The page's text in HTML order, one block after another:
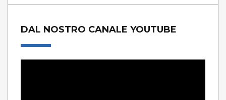
DAL NOSTRO CANALE YOUTUBE